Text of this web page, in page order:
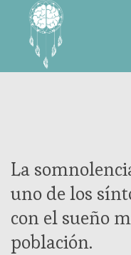
La
uno de los
con el sueño
población.